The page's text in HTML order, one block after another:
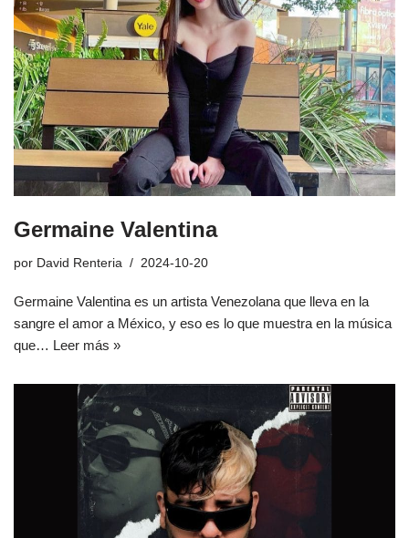
Germaine Valentina
por David Renteria 2024-10-20
Germaine Valentina es un artista Venezolana que lleva en la
sangre el amor a México, y eso es lo que muestra en la música
que… Leer más »